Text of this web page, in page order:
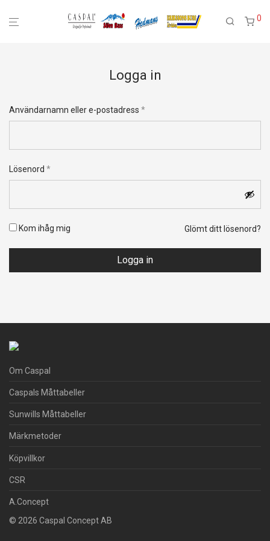
0
Logga in
Användarnamn eller e-postadress *Obligatoriskt
Lösenord *Obligatoriskt
Kom ihåg mig Glömt ditt lösenord?
Logga in
Om Caspal
Caspals Måttabeller
Sunwills Måttabeller
Märkmetoder
Köpvillkor
CSR
A.Concept
© 2026 Caspal Concept AB